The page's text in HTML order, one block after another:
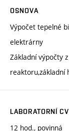
OSNOVA
Výpočet tepelné
elektrárny
Základní výpočty
reaktoru,základní
LABORATORNÍ
12 hod., povinná